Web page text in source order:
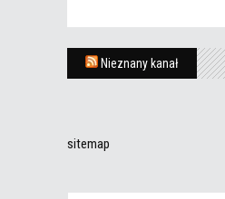
Nieznany kanał
sitemap